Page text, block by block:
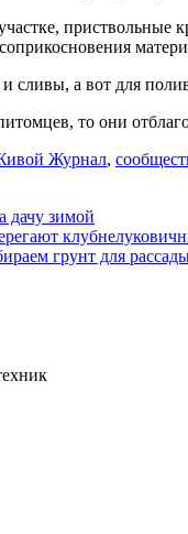
сливы, а вот для
то они
Журнал,
дачу зимой
грунт для